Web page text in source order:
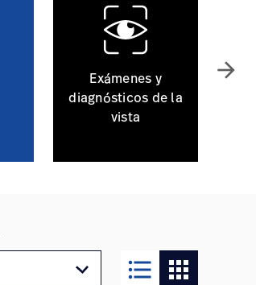
Exámenes y
diagnósticos de la
vista
arrow_forward
format_list_bulleted apps